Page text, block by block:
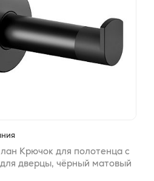
Крючок для полотенца с
дверцы, чёрный матовый